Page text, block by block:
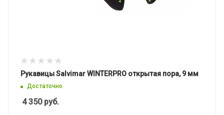
Рукавицы Salvimar WINTERPRO открытая пора, 9 мм
Достаточно
4 350руб.